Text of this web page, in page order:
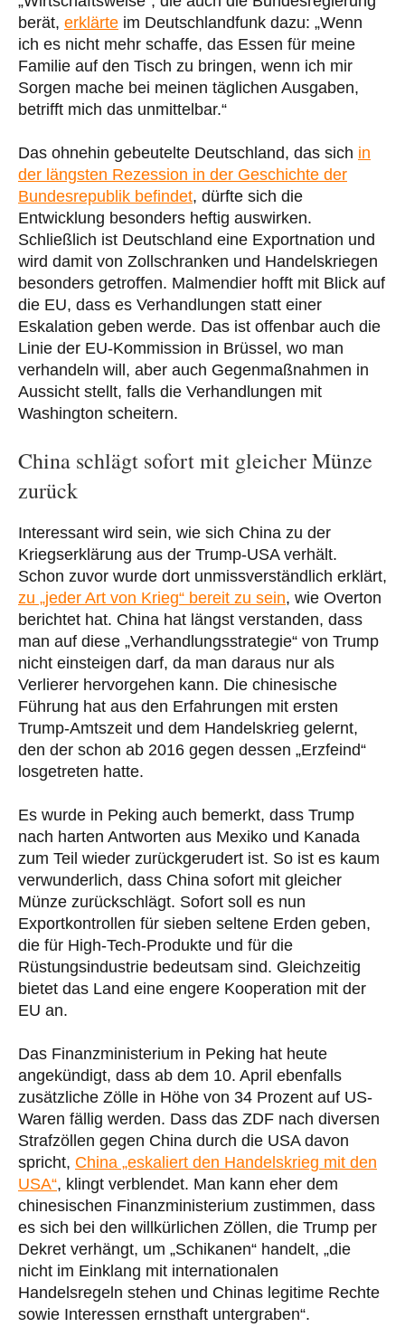
berät, erklärte im Deutschlandfunk dazu: „Wenn
ich es nicht mehr schaffe, das Essen für meine
Familie auf den Tisch zu bringen, wenn ich mir
Sorgen mache bei meinen täglichen Ausgaben,
betrifft mich das unmittelbar.“
Das ohnehin gebeutelte Deutschland, das sich in
der längsten Rezession in der Geschichte der
Bundesrepublik befindet, dürfte sich die
Entwicklung besonders heftig auswirken.
Schließlich ist Deutschland eine Exportnation und
wird damit von Zollschranken und Handelskriegen
besonders getroffen. Malmendier hofft mit Blick auf
die EU, dass es Verhandlungen statt einer
Eskalation geben werde. Das ist offenbar auch die
Linie der EU-Kommission in Brüssel, wo man
verhandeln will, aber auch Gegenmaßnahmen in
Aussicht stellt, falls die Verhandlungen mit
Washington scheitern.
China schlägt sofort mit gleicher Münze
zurück
Interessant wird sein, wie sich China zu der
Kriegserklärung aus der Trump-USA verhält.
Schon zuvor wurde dort unmissverständlich erklärt,
zu „jeder Art von Krieg“ bereit zu sein, wie Overton
berichtet hat. China hat längst verstanden, dass
man auf diese „Verhandlungsstrategie“ von Trump
nicht einsteigen darf, da man daraus nur als
Verlierer hervorgehen kann. Die chinesische
Führung hat aus den Erfahrungen mit ersten
Trump-Amtszeit und dem Handelskrieg gelernt,
den der schon ab 2016 gegen dessen „Erzfeind“
losgetreten hatte.
Es wurde in Peking auch bemerkt, dass Trump
nach harten Antworten aus Mexiko und Kanada
zum Teil wieder zurückgerudert ist. So ist es kaum
verwunderlich, dass China sofort mit gleicher
Münze zurückschlägt. Sofort soll es nun
Exportkontrollen für sieben seltene Erden geben,
die für High-Tech-Produkte und für die
Rüstungsindustrie bedeutsam sind. Gleichzeitig
bietet das Land eine engere Kooperation mit der
EU an.
Das Finanzministerium in Peking hat heute
angekündigt, dass ab dem 10. April ebenfalls
zusätzliche Zölle in Höhe von 34 Prozent auf US-
Waren fällig werden. Dass das ZDF nach diversen
Strafzöllen gegen China durch die USA davon
spricht, China „eskaliert den Handelskrieg mit den
USA“, klingt verblendet. Man kann eher dem
chinesischen Finanzministerium zustimmen, dass
es sich bei den willkürlichen Zöllen, die Trump per
Dekret verhängt, um „Schikanen“ handelt, „die
nicht im Einklang mit internationalen
Handelsregeln stehen und Chinas legitime Rechte
sowie Interessen ernsthaft untergraben“.